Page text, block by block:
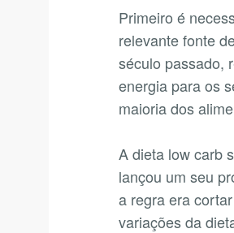
Primeiro é
relevante fonte
século passado,
energia para os
maioria dos
A dieta low carb
lançou um seu
a regra era
variações da